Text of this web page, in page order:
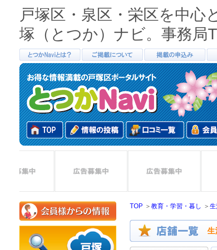
戸塚区・泉区・栄区を中心
塚（とつか）ナビ。事務局
TOP ＞ 教育・学習・暮し ＞
生